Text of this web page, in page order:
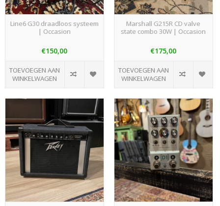
Line6 G30 draadloos systeem
| Occasion
€150,00
TOEVOEGEN AAN
WINKELWAGEN
Marshall G215R CD valve
state combo 30W | Occasion
€175,00
TOEVOEGEN AAN
WINKELWAGEN